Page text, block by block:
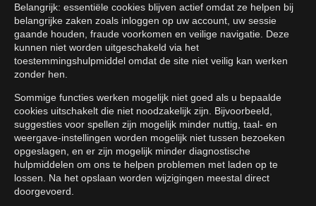
Belangrijk: essentiële cookies blijven actief omdat ze helpen bij
belangrijke zaken zoals inloggen op uw account, uw sessie
gaande houden, fraude voorkomen en veilige navigatie. Deze
kunnen niet worden uitgeschakeld via het
toestemmingshulpmiddel omdat de site niet veilig kan werken
zonder hen.
Sommige functies werken mogelijk niet goed als u bepaalde
cookies uitschakelt die niet noodzakelijk zijn. Bijvoorbeeld,
suggesties voor spellen zijn mogelijk minder nuttig, taal- en
weergave-instellingen worden mogelijk niet tussen bezoeken
opgeslagen, en er zijn mogelijk minder diagnostische
hulpmiddelen om ons te helpen problemen met laden op te
lossen. Na het opslaan worden wijzigingen meestal direct
doorgevoerd.